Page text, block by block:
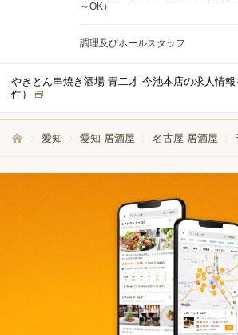
～OK）
調理及びホールスタッフ
やきとん串焼き酒場 青二才 今池本店の求人情報
件）
愛知 愛知 居酒屋 名古屋 居酒屋